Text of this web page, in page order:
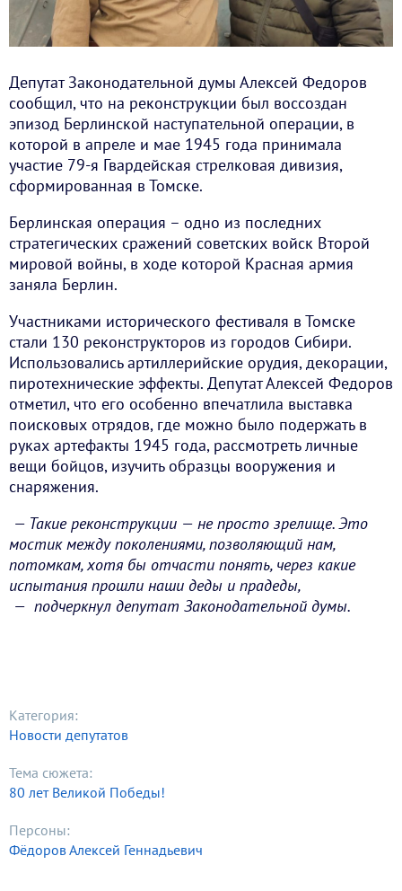
Депутат Законодательной думы Алексей Федоров
сообщил, что на реконструкции был воссоздан
эпизод Берлинской наступательной операции, в
которой в апреле и мае 1945 года принимала
участие 79-я Гвардейская стрелковая дивизия,
сформированная в Томске.
Берлинская операция – одно из последних
стратегических сражений советских войск Второй
мировой войны, в ходе которой Красная армия
заняла Берлин.
Участниками исторического фестиваля в Томске
стали 130 реконструкторов из городов Сибири.
Использовались артиллерийские орудия, декорации,
пиротехнические эффекты. Депутат Алексей Федоров
отметил, что его особенно впечатлила выставка
поисковых отрядов, где можно было подержать в
руках артефакты 1945 года, рассмотреть личные
вещи бойцов, изучить образцы вооружения и
снаряжения.
— Такие реконструкции — не просто зрелище. Это
мостик между поколениями, позволяющий нам,
потомкам, хотя бы отчасти понять, через какие
испытания прошли наши деды и прадеды,
— подчеркнул депутат Законодательной думы.
Категория:
Новости депутатов
Тема сюжета:
80 лет Великой Победы!
Персоны:
Фёдоров Алексей Геннадьевич